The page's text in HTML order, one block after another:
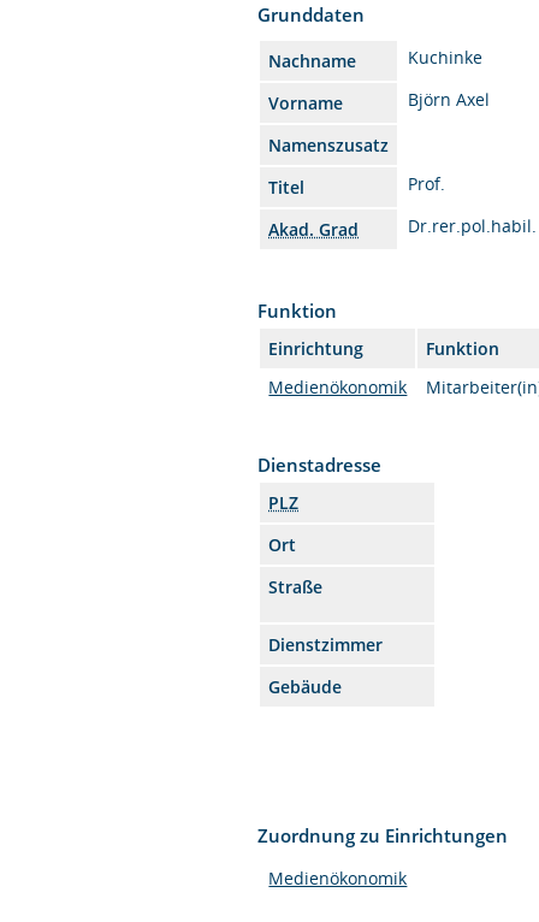
Grunddaten
Nachname
Kuchinke
Vorname
Björn Axel
Namenszusatz
Titel
Prof.
Akad. Grad
Dr.rer.pol.habil.
Funktion
Einrichtung
Funktion
Medienökonomik
Dienstadresse
PLZ
Ort
Straße
Dienstzimmer
Gebäude
Zuordnung zu Einrichtungen
Medienökonomik